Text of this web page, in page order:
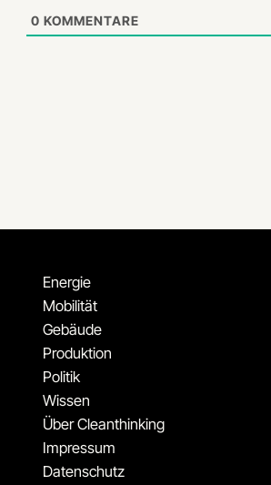
0 KOMMENTARE
Energie
Mobilität
Gebäude
Produktion
Politik
Wissen
Über Cleanthinking
Impressum
Datenschutz